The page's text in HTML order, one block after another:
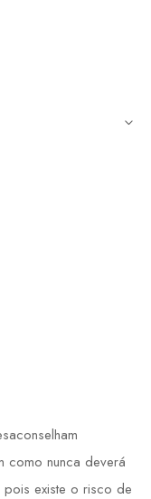
como nunca deverá
existe o risco de